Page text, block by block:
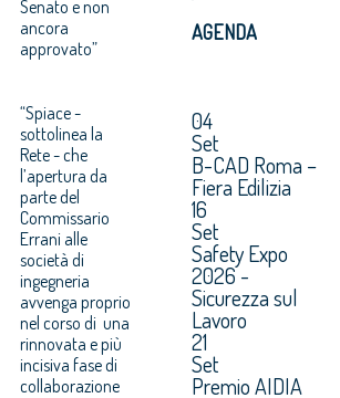
Senato e non
ancora
approvato”
“Spiace -
sottolinea la
Rete - che
l’apertura da
parte del
Commissario
Errani alle
società di
ingegneria
avvenga proprio
nel corso di una
rinnovata e più
incisiva fase di
collaborazione
AGENDA
04
Set
B-CAD Roma –
Fiera Edilizia
16
Set
Safety Expo
2026 -
Sicurezza sul
Lavoro
21
Set
Premio AIDIA